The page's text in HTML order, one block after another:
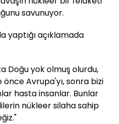
savunuyor.
yaptığı açıklamada
Doğu yok olmuş olurdu,
Avrupa'yı, sonra bizi
hasta insanlar. Bunlar
nükleer silaha sahip